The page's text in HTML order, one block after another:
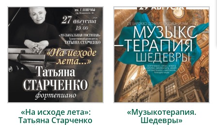
«На исходе лета»:
Татьяна Старченко
«Музыкотерапия.
Шедевры»